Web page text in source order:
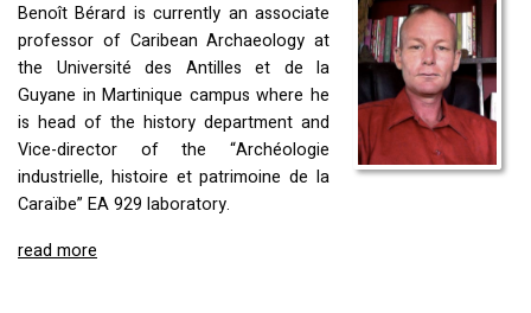
Benoît Bérard is currently an associate
professor of Caribean Archaeology at
the Université des Antilles et de la
Guyane in Martinique campus where he
is head of the history department and
Vice-director of the “Archéologie
industrielle, histoire et patrimoine de la
Caraïbe” EA 929 laboratory.
read more